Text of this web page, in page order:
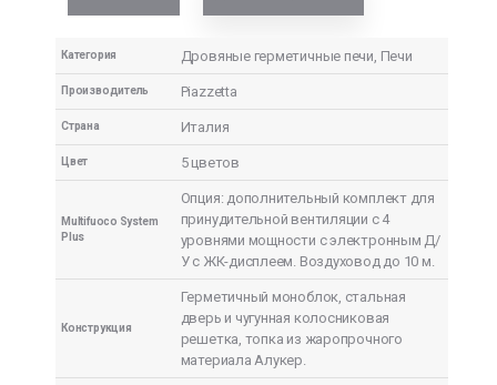
Категория Дровяные герметичные печи Печи
Производитель Piazzetta
Страна Италия
Цвет 5 цветов
Multifuoco System
Plus
Опция: дополнительный комплект для
принудительной вентиляции с 4
уровнями мощности с электронным Д/
У с ЖК-дисплеем. Воздуховод до 10 м.
Конструкция
Герметичный моноблок, стальная
дверь и чугунная колосниковая
решетка, топка из жаропрочного
материала Алукер.